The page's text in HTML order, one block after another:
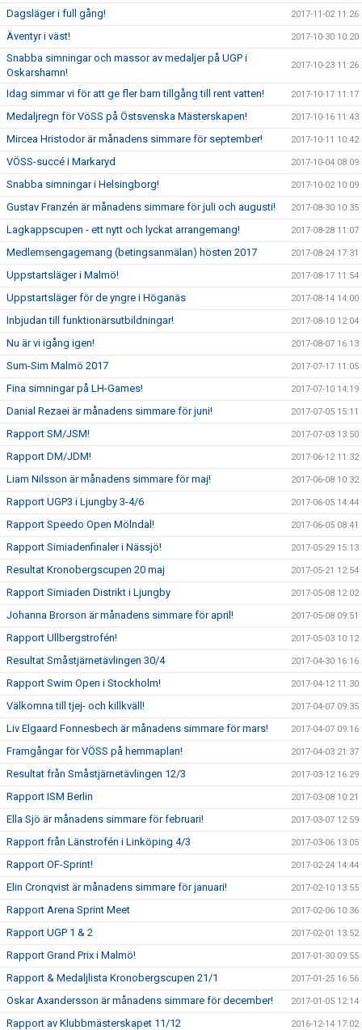
Dagsläger i full gång! 2017-11-02 11:26
Äventyr i väst! 2017-10-30 10:20
Snabba simningar och massor av medaljer på UGP i
Oskarshamn!
2017-10-23 11:26
Idag simmar vi för att ge fler barn tillgång till rent vatten! 2017-10-17 11:17
Medaljregn för VöSS på Östsvenska Mästerskapen! 2017-10-16 11:43
Mircea Hristodor är månadens simmare för september! 2017-10-11 10:42
VÖSS-succé i Markaryd 2017-10-04 08:09
Snabba simningar i Helsingborg! 2017-10-02 10:09
Gustav Franzén är månadens simmare för juli och augusti! 2017-08-30 10:35
Lagkappscupen - ett nytt och lyckat arrangemang! 2017-08-28 11:07
Medlemsengagemang (betingsanmälan) hösten 2017 2017-08-24 17:31
Uppstartsläger i Malmö! 2017-08-17 11:54
Uppstartsläger för de yngre i Höganäs 2017-08-14 14:00
Inbjudan till funktionärsutbildningar! 2017-08-10 12:04
Nu är vi igång igen! 2017-08-07 16:13
Sum-Sim Malmö 2017 2017-07-17 11:05
Fina simningar på LH-Games! 2017-07-10 14:19
Danial Rezaei är månadens simmare för juni! 2017-07-05 15:11
Rapport SM/JSM! 2017-07-03 13:50
Rapport DM/JDM! 2017-06-12 11:32
Liam Nilsson är månadens simmare för maj! 2017-06-08 10:32
Rapport UGP3 i Ljungby 3-4/6 2017-06-05 14:44
Rapport Speedo Open Mölndal! 2017-06-05 08:41
Rapport Simiadenfinaler i Nässjö! 2017-05-29 15:13
Resultat Kronobergscupen 20 maj 2017-05-21 12:54
Rapport Simiaden Distrikt i Ljungby 2017-05-08 12:02
Johanna Brorson är månadens simmare för april! 2017-05-08 09:51
Rapport Ullbergstrofén! 2017-05-03 10:12
Resultat Småstjärnetävlingen 30/4 2017-04-30 16:16
Rapport Swim Open i Stockholm! 2017-04-12 11:30
Välkomna till tjej- och killkväll! 2017-04-07 09:35
Liv Elgaard Fonnesbech är månadens simmare för mars! 2017-04-07 09:16
Framgångar för VÖSS på hemmaplan! 2017-04-03 21:37
Resultat från Småstjärnetävlingen 12/3 2017-03-12 16:29
Rapport ISM Berlin 2017-03-08 10:21
Ella Sjö är månadens simmare för februari! 2017-03-07 12:59
Rapport från Länstrofén i Linköping 4/3 2017-03-06 13:05
Rapport OF-Sprint! 2017-02-24 14:44
Elin Cronqvist är månadens simmare för januari! 2017-02-10 13:55
Rapport Arena Sprint Meet 2017-02-06 10:36
Rapport UGP 1 & 2 2017-02-01 13:52
Rapport Grand Prix i Malmö! 2017-01-30 09:55
Rapport & Medaljlista Kronobergscupen 21/1 2017-01-25 16:56
Oskar Axandersson är månadens simmare för december! 2017-01-05 12:14
Rapport av Klubbmästerskapet 11/12 2016-12-14 17:02